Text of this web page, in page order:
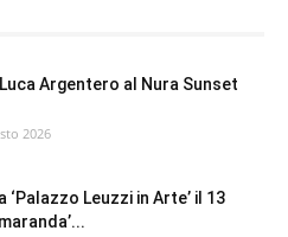
Argentero al Nura Sunset
2026
‘Palazzo Leuzzi in Arte’ il 13